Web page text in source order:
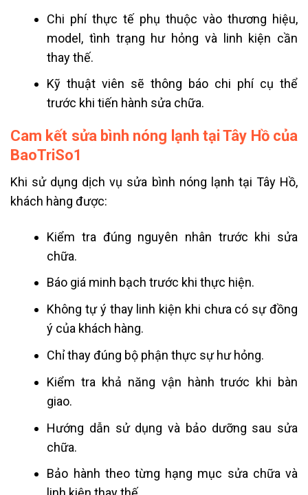
Chi phí thực tế phụ thuộc vào thương hiệu,
model, tình trạng hư hỏng và linh kiện cần
thay thế.
Kỹ thuật viên sẽ thông báo chi phí cụ thể
trước khi tiến hành sửa chữa.
Cam kết sửa bình nóng lạnh tại Tây Hồ của
BaoTriSo1
Khi sử dụng dịch vụ sửa bình nóng lạnh tại Tây Hồ,
khách hàng được:
Kiểm tra đúng nguyên nhân trước khi sửa
chữa.
Báo giá minh bạch trước khi thực hiện.
Không tự ý thay linh kiện khi chưa có sự đồng
ý của khách hàng.
Chỉ thay đúng bộ phận thực sự hư hỏng.
Kiểm tra khả năng vận hành trước khi bàn
giao.
Hướng dẫn sử dụng và bảo dưỡng sau sửa
chữa.
Bảo hành theo từng hạng mục sửa chữa và